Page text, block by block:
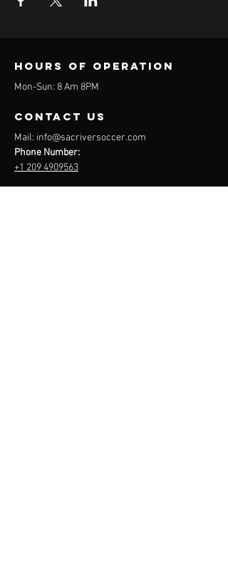
Hours of operation
Mon-Sun: 8 Am 8PM
contact us
Mail: info@sacriversoccer.com
Phone Number:
+1 209 4909563